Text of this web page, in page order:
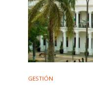
GESTIÓN